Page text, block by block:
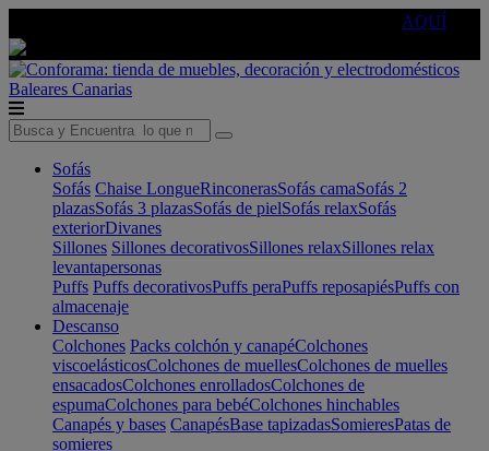
AQUÍ
Baleares Canarias
Sofás
Sofás Chaise LongueRinconerasSofás camaSofás 2
plazasSofás 3 plazasSofás de pielSofás relaxSofás
exteriorDivanes
Sillones Sillones decorativosSillones relaxSillones relax
levantapersonas
Puffs Puffs decorativosPuffs peraPuffs reposapiésPuffs con
almacenaje
Descanso
Colchones Packs colchón y canapéColchones
viscoelásticosColchones de muellesColchones de muelles
ensacadosColchones enrolladosColchones de
espumaColchones para bebéColchones hinchables
Canapés y bases CanapésBase tapizadasSomieresPatas de
somieres